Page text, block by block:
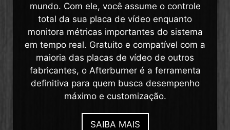
mundo. Com ele, você assume o controle
total da sua placa de vídeo enquanto
monitora métricas importantes do sistema
em tempo real. Gratuito e compatível com a
maioria das placas de vídeo de outros
fabricantes, o Afterburner é a ferramenta
definitiva para quem busca desempenho
máximo e customização.
SAIBA MAIS